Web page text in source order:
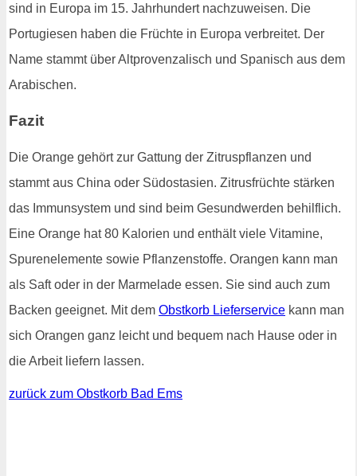
sind in Europa im 15. Jahrhundert nachzuweisen. Die
Portugiesen haben die Früchte in Europa verbreitet. Der
Name stammt über Altprovenzalisch und Spanisch aus dem
Arabischen.
Fazit
Die Orange gehört zur Gattung der Zitruspflanzen und
stammt aus China oder Südostasien. Zitrusfrüchte stärken
das Immunsystem und sind beim Gesundwerden behilflich.
Eine Orange hat 80 Kalorien und enthält viele Vitamine,
Spurenelemente sowie Pflanzenstoffe. Orangen kann man
als Saft oder in der Marmelade essen. Sie sind auch zum
Backen geeignet. Mit dem Obstkorb Lieferservice kann man
sich Orangen ganz leicht und bequem nach Hause oder in
die Arbeit liefern lassen.
zurück zum Obstkorb Bad Ems